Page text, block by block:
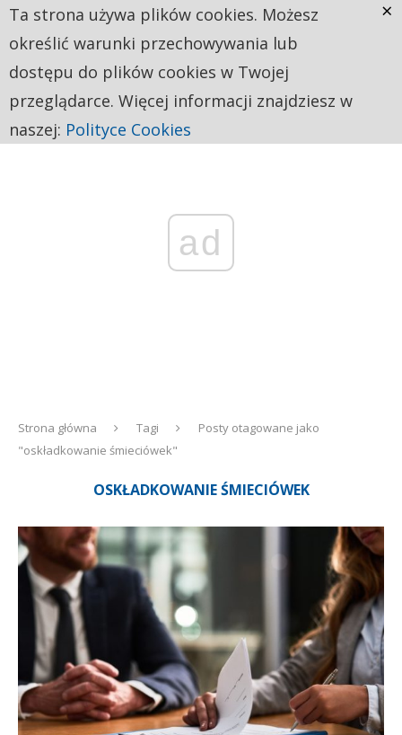
ad
Strona główna Tagi
Posty otagowane jako
"oskładkowanie śmieciówek"
OSKŁADKOWANIE ŚMIECIÓWEK
Ta strona używa plików cookies. Możesz
określić warunki przechowywania lub
dostępu do plików cookies w Twojej
przeglądarce. Więcej informacji znajdziesz w
naszej: Polityce Cookies
×